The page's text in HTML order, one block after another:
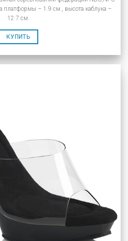
платформы – 1.9 см., высота каблука –
12.7 см.
КУПИТЬ